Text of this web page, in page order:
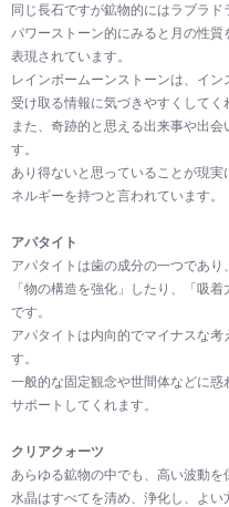
同じ長石ですが鉱物的にはラブラド
パワーストーン的にみると月の性
表現されています。
レインボームーンストーンは、イ
受け取る情報に気づきやすくしてく
また、奇跡的と思える出来事や出
す。
あり得ないと思っていることが現
ネルギーを持つと言われています。
アパタイト
アパタイトは歯の成分の一つであ
「物の構造を強化」したり、「吸
です。
アパタイトは内向的でマイナスな
す。
一般的な固定観念や世間体などに
サポートしてくれます。
クリアクォーツ
あらゆる鉱物の中でも、高い波動を
水晶はすべてを清め、浄化し、よい